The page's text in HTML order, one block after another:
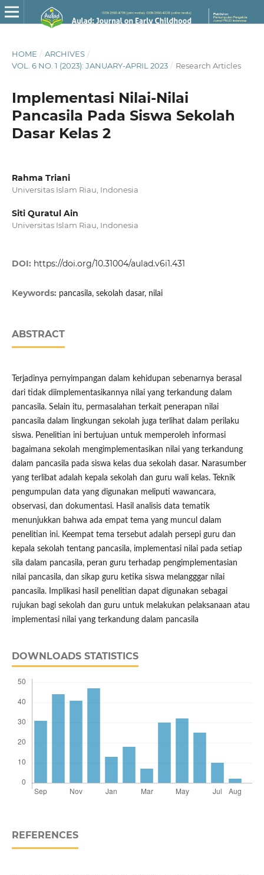
HOME / ARCHIVES /
VOL. 6 NO. 1 (2023): JANUARY-APRIL 2023 / Research Articles
Implementasi Nilai-Nilai
Pancasila Pada Siswa Sekolah
Dasar Kelas 2
Rahma Triani
Universitas Islam Riau, Indonesia
Siti Quratul Ain
Universitas Islam Riau, Indonesia
DOI: https://doi.org/10.31004/aulad.v6i1.431
Keywords: pancasila, sekolah dasar, nilai
ABSTRACT
Terjadinya pernyimpangan dalam kehidupan sebenarnya berasal
dari tidak diimplementasikannya nilai yang terkandung dalam
pancasila. Selain itu, permasalahan terkait penerapan nilai
pancasila dalam lingkungan sekolah juga terlihat dalam perilaku
siswa. Penelitian ini bertujuan untuk memperoleh informasi
bagaimana sekolah mengimplementasikan nilai yang terkandung
dalam pancasila pada siswa kelas dua sekolah dasar. Narasumber
yang terlibat adalah kepala sekolah dan guru wali kelas. Teknik
pengumpulan data yang digunakan meliputi wawancara,
observasi, dan dokumentasi. Hasil analisis data tematik
menunjukkan bahwa ada empat tema yang muncul dalam
penelitian ini. Keempat tema tersebut adalah persepi guru dan
kepala sekolah tentang pancasila, implementasi nilai pada setiap
sila dalam pancasila, peran guru terhadap pengimplementasian
nilai pancasila, dan sikap guru ketika siswa melangggar nilai
pancasila. Implikasi hasil penelitian dapat digunakan sebagai
rujukan bagi sekolah dan guru untuk melakukan pelaksanaan atau
implementasi nilai yang terkandung dalam pancasila
DOWNLOADS STATISTICS
REFERENCES